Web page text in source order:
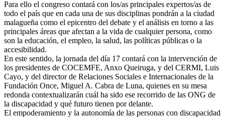
Para ello el congreso contará con los/as principales expertos/as de
todo el país que en cada una de sus disciplinas pondrán a la ciudad
malagueña como el epicentro del debate y el análisis en torno a las
principales áreas que afectan a la vida de cualquier persona, como
son la educación, el empleo, la salud, las políticas públicas o la
accesibilidad.
En este sentido, la jornada del día 17 contará con la intervención de
los presidentes de COCEMFE, Anxo Queiruga, y del CERMI, Luis
Cayo, y del director de Relaciones Sociales e Internacionales de la
Fundación Once, Miguel A. Cabra de Luna, quienes en su mesa
redonda contextualizarán cuál ha sido ese recorrido de las ONG de
la discapacidad y qué futuro tienen por delante.
El empoderamiento y la autonomía de las personas con discapacidad